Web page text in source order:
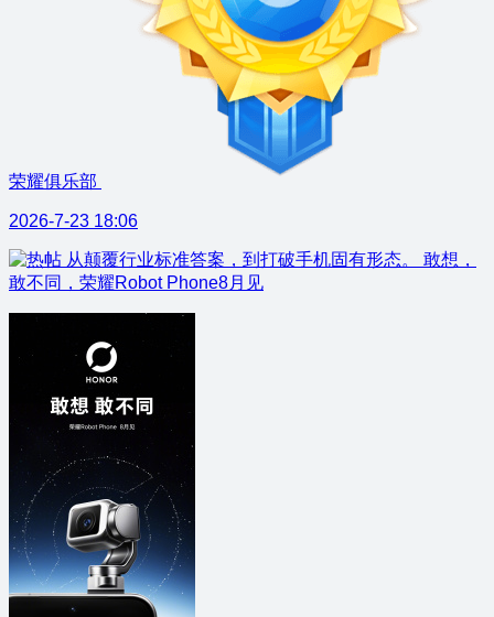
荣耀俱乐部
2026-7-23 18:06
从颠覆行业标准答案，到打破手机固有形态。 敢想，
敢不同，荣耀Robot Phone8月见